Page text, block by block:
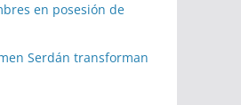
en posesión de
Serdán transforman